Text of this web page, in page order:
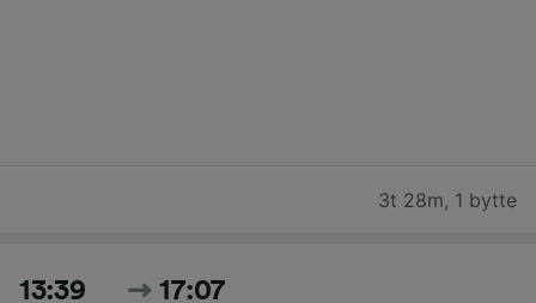
3t 28m, 1 bytte
13:39 17:07